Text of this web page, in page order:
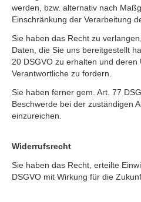
werden, bzw. alternativ nach
Einschränkung der Verarbeitung
Sie haben das Recht zu
Daten, die Sie uns bereitgestellt
20 DSGVO zu erhalten und
Verantwortliche zu fordern.
Sie haben ferner gem. Art. 77
Beschwerde bei der zuständigen
einzureichen.
Widerrufsrecht
Sie haben das Recht, erteilte
DSGVO mit Wirkung für die